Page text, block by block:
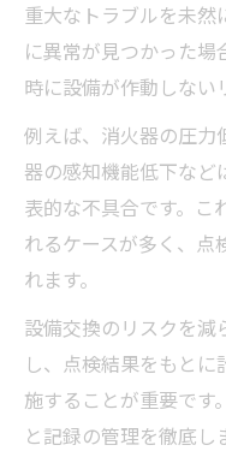
重大なトラブルを未
に異常が見つかった
時に設備が作動しない
例えば、消火器の圧力
器の感知機能低下な
表的な不具合です。こ
れるケースが多く、
れます。
設備交換のリスクを
し、点検結果をもと
施することが重要です
と記録の管理を徹底し